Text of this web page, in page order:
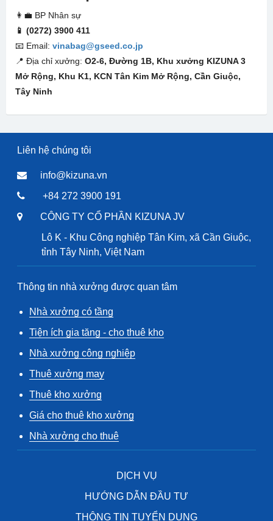
👩‍💼 BP Nhân sự
📱 (0272) 3900 411
📧 Email: vinabag@gseed.co.jp
📍 Địa chỉ xưởng: O2-6, Đường 1B, Khu xưởng KIZUNA 3
Mở Rộng, Khu K1, KCN Tân Kim Mở Rộng, Cần Giuộc,
Tây Ninh
Liên hệ chúng tôi
info@kizuna.vn
+84 272 3900 191
CÔNG TY CỔ PHẦN KIZUNA JV
Lô K - Khu Công nghiệp Tân Kim, xã Cần Giuộc,
tỉnh Tây Ninh, Việt Nam
Thông tin nhà xưởng được quan tâm
Nhà xưởng có tầng
Tiện ích gia tăng - cho thuê kho
Nhà xưởng công nghiệp
Thuê xưởng may
Thuê kho xưởng
Giá cho thuê kho xưởng
Nhà xưởng cho thuê
DỊCH VỤ
HƯỚNG DẪN ĐẦU TƯ
THÔNG TIN TUYỂN DỤNG